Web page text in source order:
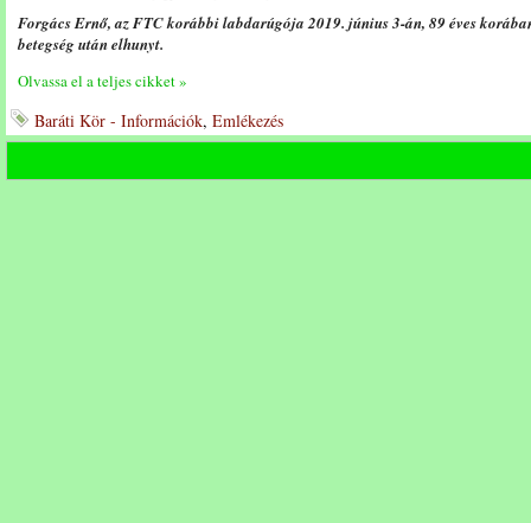
Forgács Ernő, az FTC korábbi labdarúgója 2019. június 3-án, 89 éves
betegség után elhunyt.
Olvassa el a teljes cikket »
Baráti Kör - Információk, Emlékezés